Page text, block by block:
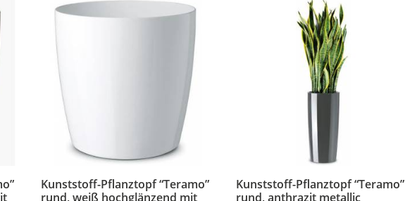
Kunststoff-Pflanztopf “Teramo”
rund, weiß hochglänzend mit
Kunststoff-Pflanztopf “Teramo”
rund, anthrazit metallic